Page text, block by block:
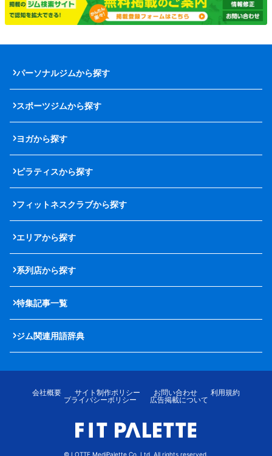
パーソナルジムから探す
スポーツジムから探す
ヨガから探す
ピラティスから探す
フィットネスクラブから探す
エリアから探す
系列店から探す
特集記事一覧
ジム関連用語辞典
会社概要 サイト制作ポリシー お問い合わせ
利用規約
プライバシーポリシー
広告掲載について
© LOTTE MediPalette Co.,Ltd. All rights reserved.